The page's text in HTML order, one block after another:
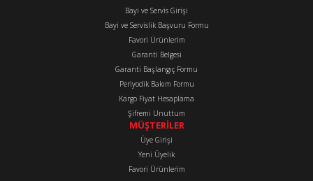
Gönder
Bayi ve Servis Girişi
Bayi ve Servislik Başvuru Formu
Favori Ürünlerim
Garanti Belgesi
Garanti Başlangıç Formu
Periyodik Bakım Formu
Kargo Fiyat Hesaplama
Şifremi Unuttum
MÜŞTERİLER
Üye Girişi
Yeni Üyelik
Favori Ürünlerim